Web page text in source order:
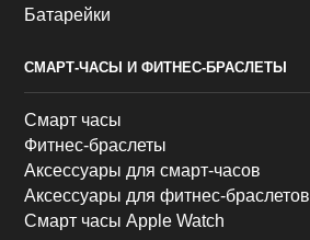
Батарейки
СМАРТ-ЧАСЫ И ФИТНЕС-БРАСЛЕТЫ
Смарт часы
Фитнес-браслеты
Аксессуары для смарт-часов
Аксессуары для фитнес-браслетов
Смарт часы Apple Watch